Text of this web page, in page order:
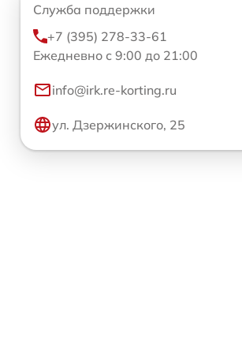
Служба поддержки
+7 (395) 278-33-61
Ежедневно с 9:00 до 21:00
info@irk.re-korting.ru
ул. Дзержинского, 25